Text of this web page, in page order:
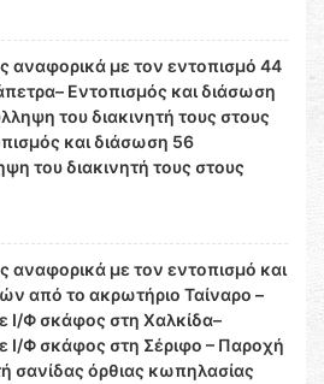
αναφορικά με τον εντοπισμό 44
Εντοπισμός και διάσωση
του διακινητή τους στους
και διάσωση 56
του διακινητή τους στους
αναφορικά με τον εντοπισμό και
από το ακρωτήριο Ταίναρο –
Ι/Φ σκάφος στη Χαλκίδα–
Ι/Φ σκάφος στη Σέριφο – Παροχή
σανίδας όρθιας κωπηλασίας